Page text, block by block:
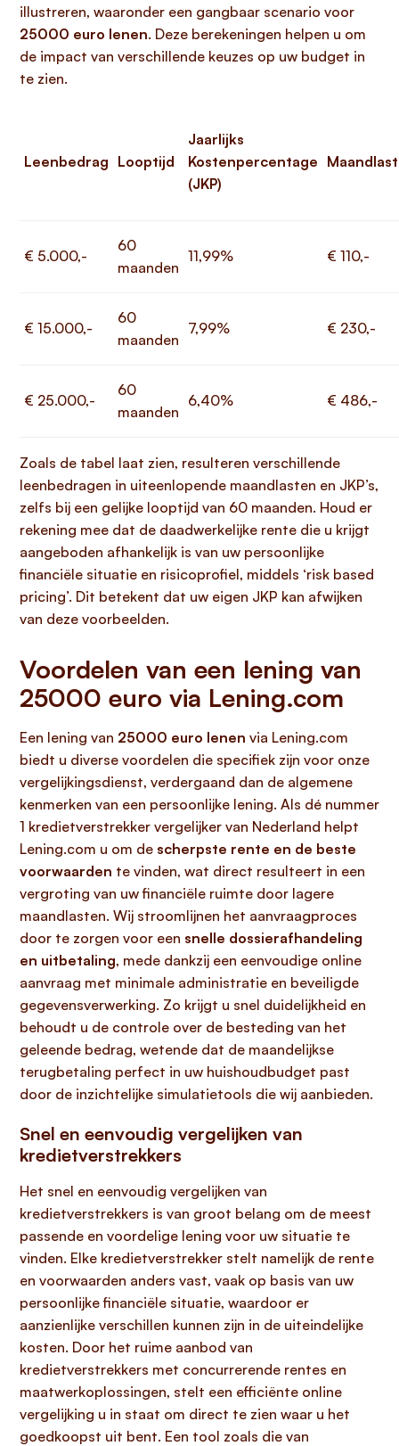
illustreren, waaronder een gangbaar scenario voor
25000 euro lenen. Deze berekeningen helpen u om
de impact van verschillende keuzes op uw budget in
te zien.
Leenbedrag Looptijd
Jaarlijks
Kostenpercentage
(JKP)
Maandlast
€ 5.000,-
60
maanden
11,99% € 110,-
€ 15.000,-
60
maanden
7,99% € 230,-
€ 25.000,-
60
maanden
6,40% € 486,-
Zoals de tabel laat zien, resulteren verschillende
leenbedragen in uiteenlopende maandlasten en JKP’s,
zelfs bij een gelijke looptijd van 60 maanden. Houd er
rekening mee dat de daadwerkelijke rente die u krijgt
aangeboden afhankelijk is van uw persoonlijke
financiële situatie en risicoprofiel, middels ‘risk based
pricing’. Dit betekent dat uw eigen JKP kan afwijken
van deze voorbeelden.
Voordelen van een lening van
25000 euro via Lening.com
Een lening van 25000 euro lenen via Lening.com
biedt u diverse voordelen die specifiek zijn voor onze
vergelijkingsdienst, verdergaand dan de algemene
kenmerken van een persoonlijke lening. Als dé nummer
1 kredietverstrekker vergelijker van Nederland helpt
Lening.com u om de scherpste rente en de beste
voorwaarden te vinden, wat direct resulteert in een
vergroting van uw financiële ruimte door lagere
maandlasten. Wij stroomlijnen het aanvraagproces
door te zorgen voor een snelle dossierafhandeling
en uitbetaling, mede dankzij een eenvoudige online
aanvraag met minimale administratie en beveiligde
gegevensverwerking. Zo krijgt u snel duidelijkheid en
behoudt u de controle over de besteding van het
geleende bedrag, wetende dat de maandelijkse
terugbetaling perfect in uw huishoudbudget past
door de inzichtelijke simulatietools die wij aanbieden.
Snel en eenvoudig vergelijken van
kredietverstrekkers
Het snel en eenvoudig vergelijken van
kredietverstrekkers is van groot belang om de meest
passende en voordelige lening voor uw situatie te
vinden. Elke kredietverstrekker stelt namelijk de rente
en voorwaarden anders vast, vaak op basis van uw
persoonlijke financiële situatie, waardoor er
aanzienlijke verschillen kunnen zijn in de uiteindelijke
kosten. Door het ruime aanbod van
kredietverstrekkers met concurrerende rentes en
maatwerkoplossingen, stelt een efficiënte online
vergelijking u in staat om direct te zien waar u het
goedkoopst uit bent. Een tool zoals die van